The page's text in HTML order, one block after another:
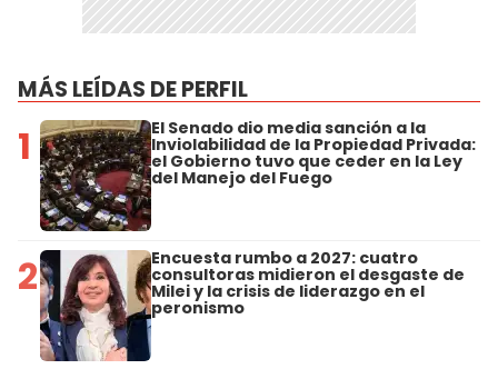
MÁS LEÍDAS DE PERFIL
1 El Senado dio media sanción a la
Inviolabilidad de la Propiedad Privada:
el Gobierno tuvo que ceder en la Ley
del Manejo del Fuego
2 Encuesta rumbo a 2027: cuatro
consultoras midieron el desgaste de
Milei y la crisis de liderazgo en el
peronismo